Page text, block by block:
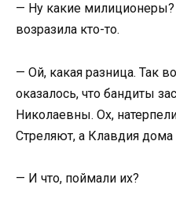
— Ну какие
возразила кто-то.
— Ой, какая разница. Так
оказалось, что бандиты
Николаевны. Ох,
Стреляют, а Клавдия дома
— И что, поймали их?